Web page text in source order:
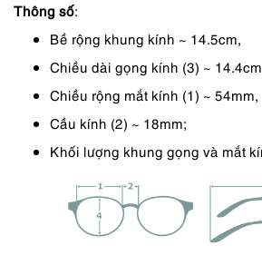
7,101,000 ₫.
Thông số:
Bề rộng khung kính ~ 14.5cm,
Chiều dài gọng kính (3) ~
Chiều rộng mắt kính (1) ~ 54mm,
Cầu kính (2) ~ 18mm;
Khối lượng khung gọng và mắt